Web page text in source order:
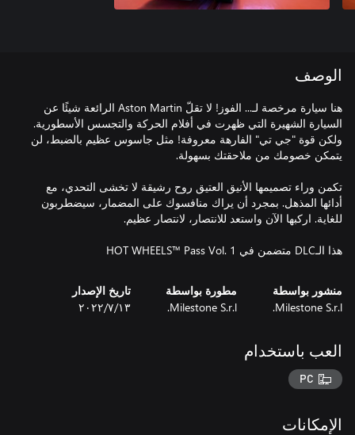
الوصف
هنا سيارة مرخصة لـ... الفوز! لا تقلّ Aston Martin الرائعة شيئًا عن
السيارة الشهيرة التي ظهرت في أفلام الحركة والتجسس الأسطورية.
ولكن قوة "جي تي" الفارهة معروفة! مثل جاسوس عظيم بالضبط، لن
تكمن وراء تصميمها الأنيق العتيق روح رشيقة لا تخشى التحدي، مع
أدائها المذهل. بمجرد أن يراك منافسوك على المضمار، سيضطربون
هذا الـDLC متضمن في HOT WHEELS™ Pass Vol. 1
منشور بواسطة
Milestone S.r.l.
مطورة بواسطة
Milestone S.r.l.
تاريخ الإصدار
١٣‏/٧‏/٢٠٢٢
العب باستخدام
PC
الإمكانات